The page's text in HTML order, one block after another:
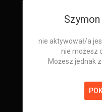
nie aktywował/a
nie możesz
Możesz jednak